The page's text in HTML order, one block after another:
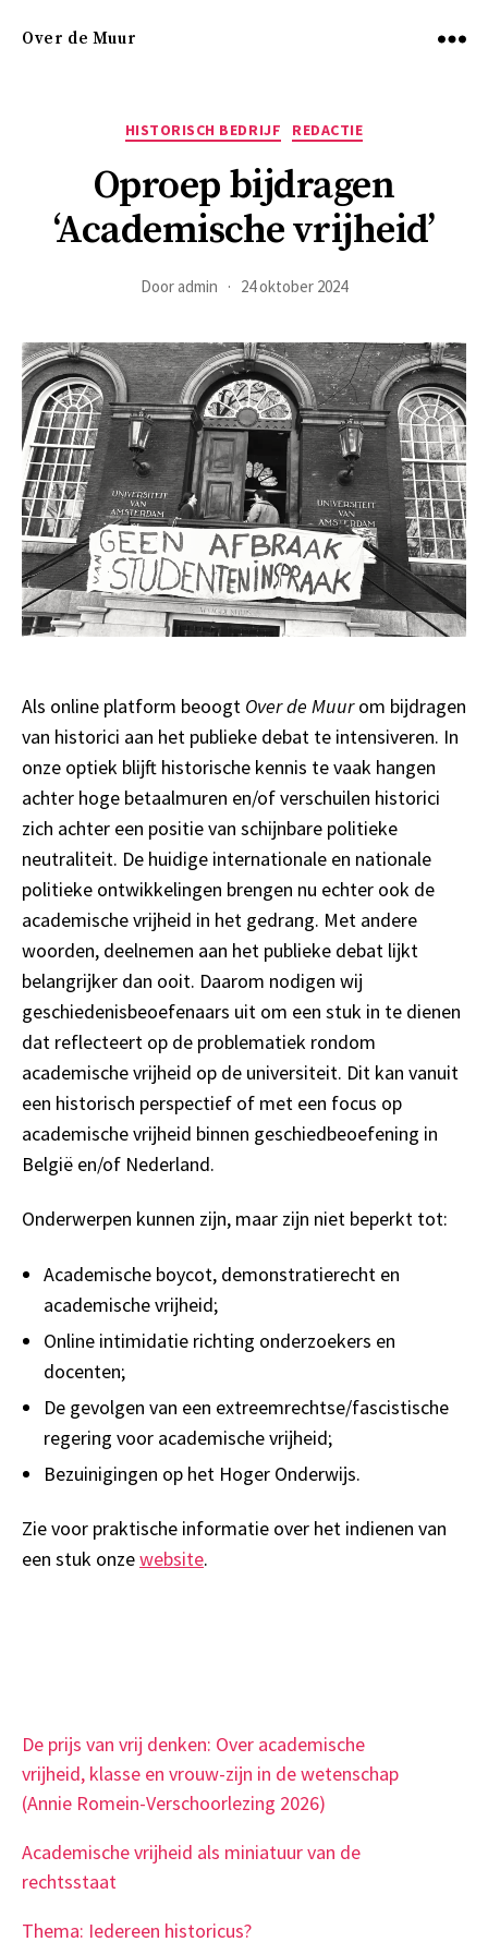
Over de Muur
Categorieën
HISTORISCH BEDRIJF REDACTIE
Oproep bijdragen
‘Academische vrijheid’
Door admin 24 oktober 2024
Als online platform beoogt Over de Muurom bijdragen
van historici aan het publieke debat te intensiveren. In
onze optiek blijft historische kennis te vaak hangen
achter hoge betaalmuren en/of verschuilen historici
zich achter een positie van schijnbare politieke
neutraliteit. De huidige internationale en nationale
politieke ontwikkelingen brengen nu echter ook de
academische vrijheid in het gedrang. Met andere
woorden, deelnemen aan het publieke debat lijkt
belangrijker dan ooit. Daarom nodigen wij
geschiedenisbeoefenaars uit om een stuk in te dienen
dat reflecteert op de problematiek rondom
academische vrijheid op de universiteit. Dit kan vanuit
een historisch perspectief of met een focus op
academische vrijheid binnen geschiedbeoefening in
België en/of Nederland.
Onderwerpen kunnen zijn, maar zijn niet beperkt tot:
Academische boycot, demonstratierecht en
academische vrijheid;
Online intimidatie richting onderzoekers en
docenten;
De gevolgen van een extreemrechtse/fascistische
regering voor academische vrijheid;
Bezuinigingen op het Hoger Onderwijs.
Zie voor praktische informatie over het indienen van
een stuk onzewebsite.
De prijs van vrij denken: Over academische
vrijheid, klasse en vrouw-zijn in de wetenschap
(Annie Romein-Verschoorlezing 2026)
Academische vrijheid als miniatuur van de
rechtsstaat
Thema: Iedereen historicus?